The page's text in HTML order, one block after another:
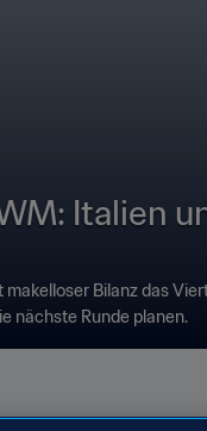
Italien
makelloser Bilanz das
nächste Runde planen.